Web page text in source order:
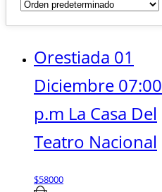
Orestiada 01
Diciembre 07:00
p.m La Casa Del
Teatro Nacional
$58000